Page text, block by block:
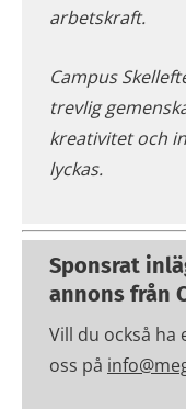
arbetskraft.
Campus
trevlig
kreativitet och
lyckas.
Sponsrat
annons från
Vill du också ha
oss på